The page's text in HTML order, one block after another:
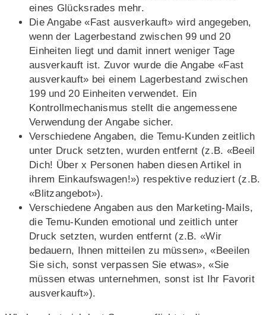
eines Glücksrades mehr.
Die Angabe «Fast ausverkauft» wird angegeben,
wenn der Lagerbestand zwischen 99 und 20
Einheiten liegt und damit innert weniger Tage
ausverkauft ist. Zuvor wurde die Angabe «Fast
ausverkauft» bei einem Lagerbestand zwischen
199 und 20 Einheiten verwendet. Ein
Kontrollmechanismus stellt die angemessene
Verwendung der Angabe sicher.
Verschiedene Angaben, die Temu-Kunden zeitlich
unter Druck setzten, wurden entfernt (z.B. «Beeil
Dich! Über x Personen haben diesen Artikel in
ihrem Einkaufswagen!») respektive reduziert (z.B.
«Blitzangebot»).
Verschiedene Angaben aus den Marketing-Mails,
die Temu-Kunden emotional und zeitlich unter
Druck setzten, wurden entfernt (z.B. «Wir
bedauern, Ihnen mitteilen zu müssen», «Beeilen
Sie sich, sonst verpassen Sie etwas», «Sie
müssen etwas unternehmen, sonst ist Ihr Favorit
ausverkauft»).